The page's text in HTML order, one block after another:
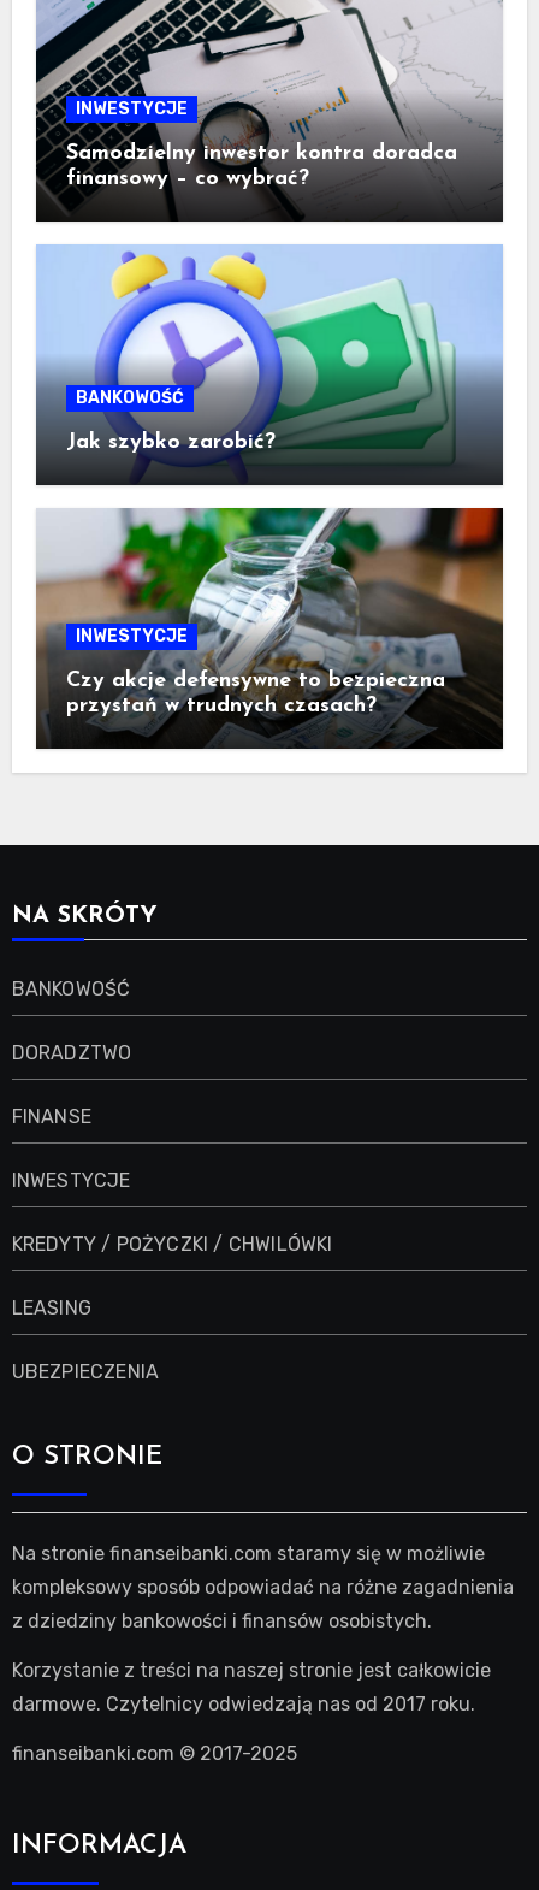
INWESTYCJE
Samodzielny inwestor kontra doradca
finansowy – co wybrać?
BANKOWOŚĆ
Jak szybko zarobić?
INWESTYCJE
Czy akcje defensywne to bezpieczna
przystań w trudnych czasach?
NA SKRÓTY
BANKOWOŚĆ
DORADZTWO
FINANSE
INWESTYCJE
KREDYTY / POŻYCZKI / CHWILÓWKI
LEASING
UBEZPIECZENIA
O STRONIE
Na stronie finanseibanki.com staramy się w możliwie
kompleksowy sposób odpowiadać na różne zagadnienia
z dziedziny bankowości i finansów osobistych.
Korzystanie z treści na naszej stronie jest całkowicie
darmowe. Czytelnicy odwiedzają nas od 2017 roku.
finanseibanki.com © 2017-2025
INFORMACJA